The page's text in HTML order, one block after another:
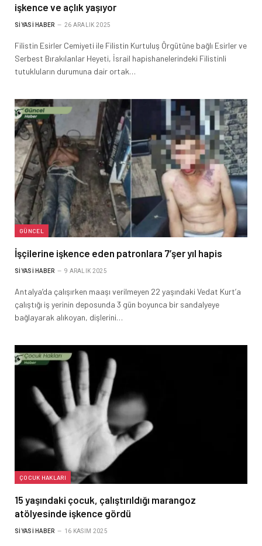
işkence ve açlık yaşıyor
SIYASI HABER 26 ARALIK 2025
Filistin Esirler Cemiyeti ile Filistin Kurtuluş Örgütüne bağlı Esirler ve
Serbest Bırakılanlar Heyeti, İsrail hapishanelerindeki Filistinli
tutukluların durumuna dair ortak…
GÜNCEL
İşçilerine işkence eden patronlara 7’şer yıl hapis
SIYASI HABER 9 ARALIK 2025
Antalya’da çalışırken maaşı verilmeyen 22 yaşındaki Vedat Kurt’a
çalıştığı iş yerinin deposunda 3 gün boyunca bir sandalyeye
bağlayarak alıkoyan, dişlerini…
ÇOCUK HAKLARI
15 yaşındaki çocuk, çalıştırıldığı marangoz
atölyesinde işkence gördü
SIYASI HABER 16 KASIM 2025